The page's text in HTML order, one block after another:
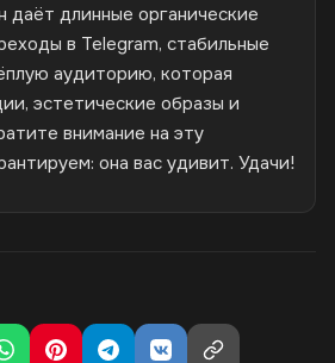
даёт длинные органические
в Telegram, стабильные
аудиторию, которая
эстетические образы и
внимание на эту
она вас удивит. Удачи!